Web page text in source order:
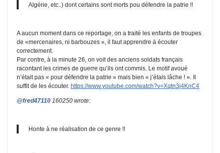
Algérie, etc..) dont certains sont morts pou défendre la patrie !!
A aucun moment dans ce reportage, on a traité les enfants de troupes
de «mercenaires, ni barbouzes », il faut apprendre à écouter
correctement.
Par contre, à la minute 26, on voit des anciens soldats français
racontant les crimes de guerre qu’ils ont commis. Le motif avoué
n’était pas « pour défendre la patrie » mais bien « j’étais lâche ! ». Il
suffit de les écouter. https://www.youtube.com/watch?v=Xqtn3j4KnC4
@fred47110 160250 wrote:
Honte à ne réalisation de ce genre !!